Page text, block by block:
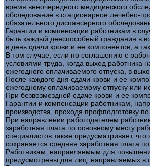
время внеочередного медицинского
обследование в стационарное лечебно-
обязательного диспансерного
Гарантии и компенсации работникам в
быть каждый дееспособный гражданин в
в день сдачи крови и ее компонентов, а
В том случае, если по соглашению с
условиями труда, когда выход работника
ежегодного оплачиваемого отпуска, в
После каждого дня сдачи крови и ее
ежегодному оплачиваемому отпуску или
При безвозмездной сдаче крови и ее
Гарантии и компенсации работникам,
производства, проходя профподготовку
При направлении работодателем
заработная плата по основному месту
специалистов также предусматривает,
сохраняется средняя заработная плата
Работникам, направляемым для
предусмотрены для лиц, направляемых в